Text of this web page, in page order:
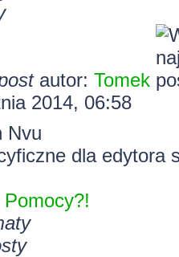
autor: Tomek
2014, 06:58
Nvu
dla edytora
Pomocy?!